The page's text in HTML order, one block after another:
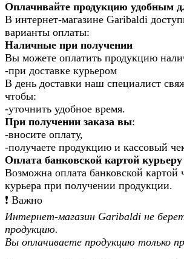
Оплачивайте продукцию удобным
В интернет-магазине Garibaldi
варианты оплаты:
Наличные при получении
Вы можете оплатить продукцию
-при доставке курьером
В день доставки наш специалист
чтобы:
-уточнить удобное время.
При получении заказа вы:
-вносите оплату,
-получаете продукцию и кассовый
Оплата банковской картой курьеру
Возможна оплата банковской картой
курьера при получении продукции.
❗️ Важно
Интернет-магазин Garibaldi не
продукцию.
Вы оплачиваете продукцию только